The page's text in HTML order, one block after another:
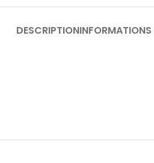
DESCRIPTIONINFORMATIONS